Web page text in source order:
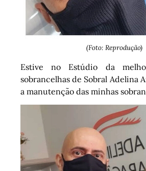
(Foto: Reprodução)
Estive no Estúdio da
sobrancelhas de Sobral Adelina
a manutenção das minhas